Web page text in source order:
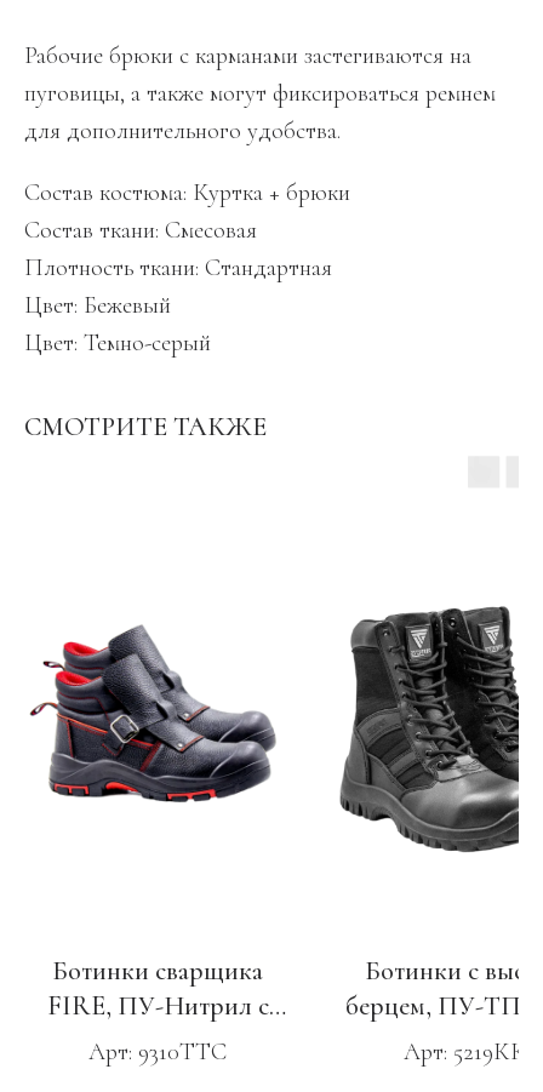
Рабочие брюки с карманами застегиваются на
пуговицы, а также могут фиксироваться ремнем
для дополнительного удобства.
Состав костюма: Куртка + брюки
Состав ткани: Смесовая
Плотность ткани: Стандартная
Цвет: Бежевый
Цвет: Темно-серый
СМОТРИТЕ ТАКЖЕ
Ботинки сварщика
FIRE, ПУ-Нитрил с
МП и МС
Арт: 9310ТТС
Ботинки с
берцем, ПУ-
и КС
Арт: 5219ККС